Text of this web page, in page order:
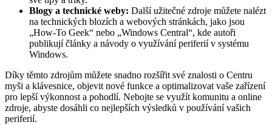
Blogy a technické weby: Další užitečné zdroje můžete nalézt
na technických blozích a webových stránkách, jako jsou
„How-To Geek“ nebo „Windows Central“, kde autoři
publikují články a návody o využívání periferií v systému
Windows.
Díky těmto zdrojům můžete snadno rozšířit své znalosti o Centru
myši a klávesnice, objevit nové funkce a optimalizovat vaše zařízení
pro lepší výkonnost a pohodlí. Nebojte se využít komunitu a online
zdroje, abyste dosáhli co nejlepších výsledků v používání vašich
periferií.